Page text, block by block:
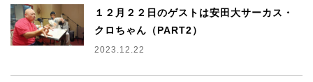
１２月２２日のゲストは安田大サーカス・
クロちゃん（PART2）
2023.12.22